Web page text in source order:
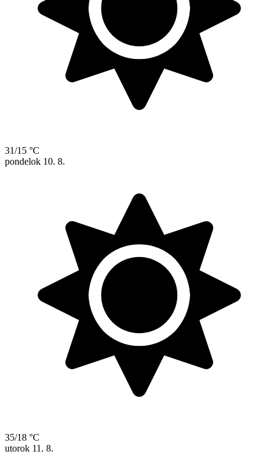
31/15 °C
pondelok 10. 8.
35/18 °C
utorok 11. 8.